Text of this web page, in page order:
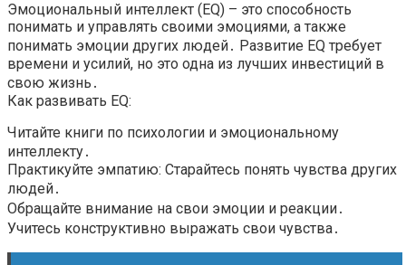
Эмоциональный интеллект (EQ) – это способность
понимать и управлять своими эмоциями, а также
понимать эмоции других людей․ Развитие EQ требует
времени и усилий, но это одна из лучших инвестиций в
свою жизнь․
Как развивать EQ:
Читайте книги по психологии и эмоциональному
интеллекту․
Практикуйте эмпатию: Старайтесь понять чувства других
людей․
Обращайте внимание на свои эмоции и реакции․
Учитесь конструктивно выражать свои чувства․